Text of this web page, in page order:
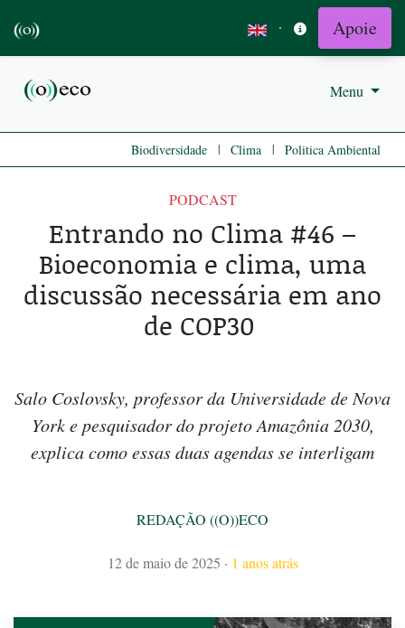
· Apoie
Menu
Biodiversidade | Clima | Politica Ambiental
PODCAST
Entrando no Clima #46 –
Bioeconomia e clima, uma
discussão necessária em ano
de COP30
Salo Coslovsky, professor da Universidade de Nova
York e pesquisador do projeto Amazônia 2030,
explica como essas duas agendas se interligam
REDAÇÃO ((O))ECO
12 de maio de 2025 · 1 anos atrás